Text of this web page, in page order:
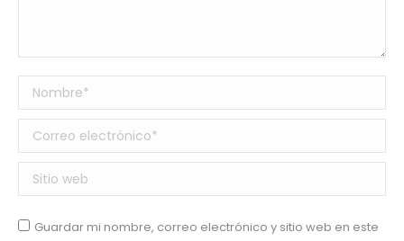
Nombre *
Correo electrónico *
Sitio web
Guardar mi nombre, correo electrónico y sitio web en este